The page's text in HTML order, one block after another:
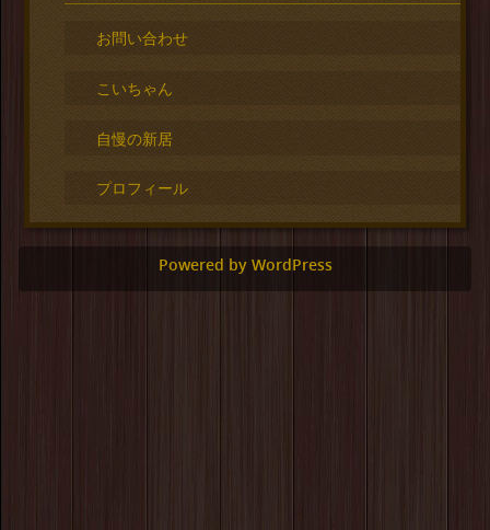
お問い合わせ
こいちゃん
自慢の新居
プロフィール
Powered by WordPress